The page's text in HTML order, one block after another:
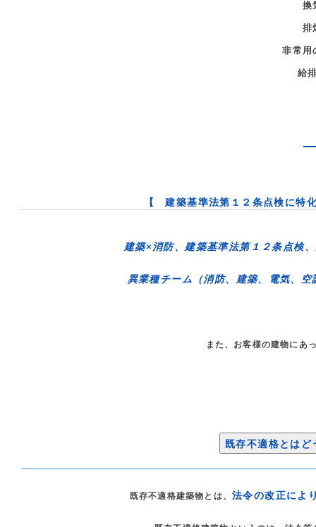
換
排
非常用
給
【 建築基準法第１２条点検に特
建築×消防、建築基準法第１２条点検
異業種チーム（消防、建築、電気、
また、お客様の建物にあ
既存不適格とは
既存不適格建築物とは、 法令の改正によ